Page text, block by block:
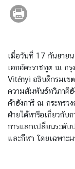
เ
อั
ค
ร
ร
า
ช
ทู
ต
เมื่อวันที่ 17 กันยาย
เอกอัครราชทูต ณ กรุ
Vitényi อธิบดีกรมเข
ความสัมพันธ์ทวิภาคีฮั
ค้าฮังการี ณ กระทรวง
ฝ่ายได้หารือเกี่ยวกับ
การแลกเปลี่ยนระดับ
และกีฬา โดยเฉพาะ